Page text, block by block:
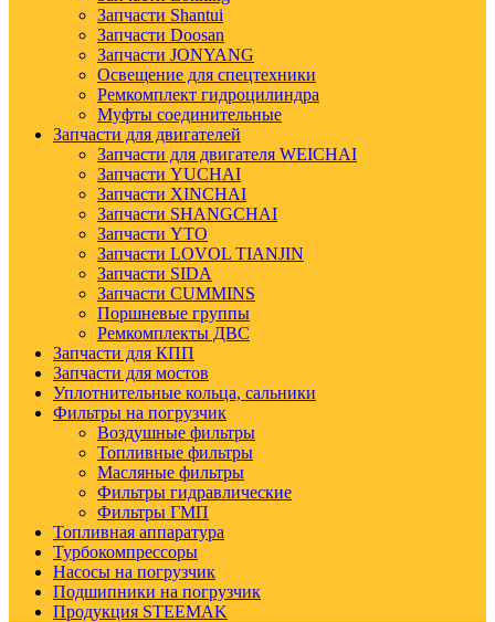
Запчасти Shantui
Запчасти Doosan
Запчасти JONYANG
Освещение для спецтехники
Ремкомплект гидроцилиндра
Муфты соединительные
Запчасти для двигателей
Запчасти для двигателя WEICHAI
Запчасти YUCHAI
Запчасти XINCHAI
Запчасти SHANGCHAI
Запчасти YTO
Запчасти LOVOL TIANJIN
Запчасти SIDA
Запчасти CUMMINS
Поршневые группы
Ремкомплекты ДВС
Запчасти для КПП
Запчасти для мостов
Уплотнительные кольца, сальники
Фильтры на погрузчик
Воздушные фильтры
Топливные фильтры
Масляные фильтры
Фильтры гидравлические
Фильтры ГМП
Топливная аппаратура
Турбокомпрессоры
Насосы на погрузчик
Подшипники на погрузчик
Продукция STEEMAK